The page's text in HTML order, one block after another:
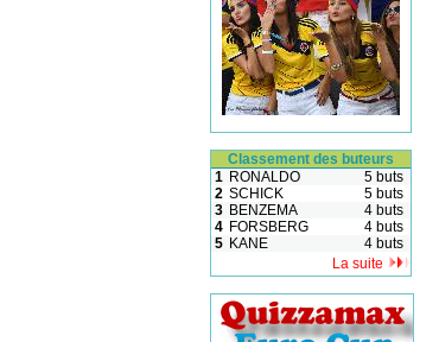
Classement des buteurs
1 RONALDO
5 buts
2 SCHICK
5 buts
3 BENZEMA
4 buts
4 FORSBERG
4 buts
5 KANE
4 buts
La suite